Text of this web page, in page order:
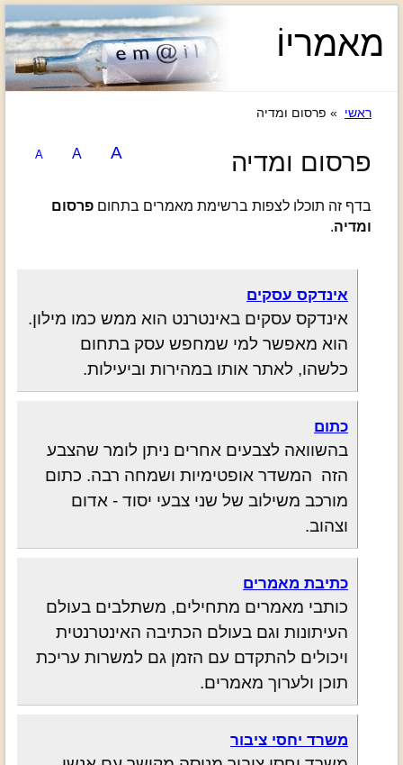
מאמריוֹ
ראשי » פרסום ומדיה
A A A פרסום ומדיה
בדף זה תוכלו לצפות ברשימת מאמרים בתחום פרסום
ומדיה.
אינדקס עסקים
אינדקס עסקים באינטרנט הוא ממש כמו מילון.
הוא מאפשר למי שמחפש עסק בתחום
כלשהו, לאתר אותו במהירות וביעילות.
כתום
בהשוואה לצבעים אחרים ניתן לומר שהצבע
הזה המשדר אופטימיות ושמחה רבה. כתום
מורכב משילוב של שני צבעי יסוד - אדום
וצהוב.
כתיבת מאמרים
כותבי מאמרים מתחילים, משתלבים בעולם
העיתונות וגם בעולם הכתיבה האינטרנטית
ויכולים להתקדם עם הזמן גם למשרות עריכת
תוכן ולערוך מאמרים.
משרד יחסי ציבור